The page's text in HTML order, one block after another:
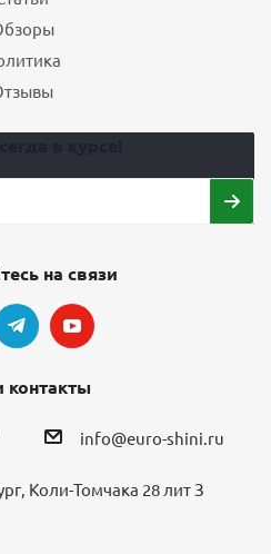
на связи
info@euro-shini.ru
Коли-Томчака 28 лит З